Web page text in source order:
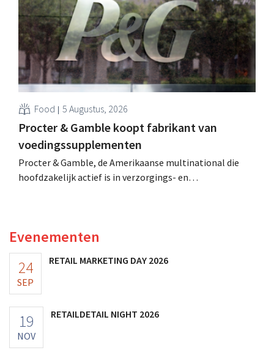
toenmalig Belgisch marktleider GB over.
Food 5 Augustus, 2026
Procter & Gamble koopt fabrikant van
voedingssupplementen
Procter & Gamble, de Amerikaanse multinational die
hoofdzakelijk actief is in verzorgings- en
Evenementen
24
SEP
RETAIL MARKETING DAY 2026
19
NOV
RETAILDETAIL NIGHT 2026